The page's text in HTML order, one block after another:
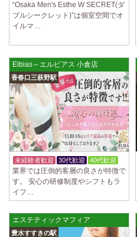
“Osaka Men's Esthe W SECRET(ダ
ブルシークレット)”は個室空間でオ
イルマ…
Elbias～エルビアス 小倉店
香春口三萩野駅
未経験者歓迎 30代歓迎 40代歓迎
業界では圧倒的客層の良さが特徴で
す。 安心の研修制度やシフトもラ
イフ…
エステティックマフィア
豊水すすきの駅